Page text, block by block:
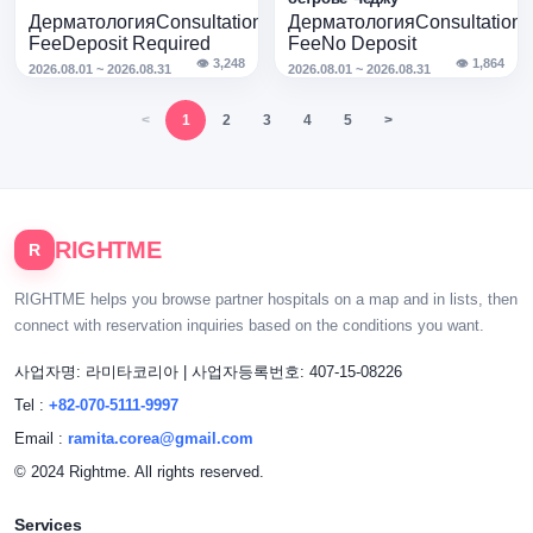
Августовская акция
ДерматологияConsultation
FeeDeposit Required
2026.08.01 ~ 2026.08.31 👁 3,248
Августовская акция
ДерматологияConsultation
FeeNo Deposit
2026.08.01 ~ 2026.08.31 👁 1,864
< 1 2 3 4 5 >
R RIGHTME
RIGHTME helps you browse partner hospitals on a map and in lists, then
connect with reservation inquiries based on the conditions you want.
사업자명: 라미타코리아
사업자등록번호: 407-15-08226
Tel : +82-070-5111-9997
Email : ramita.corea@gmail.com
© 2024 Rightme. All rights reserved.
Services